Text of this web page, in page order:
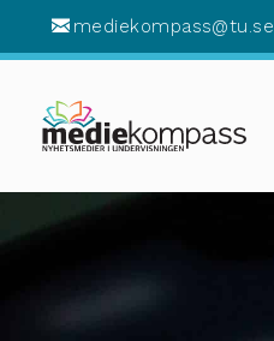
mediekompass@tu.se